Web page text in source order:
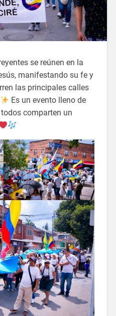
se reúnen en la
manifestando su fe y
las principales calles
Es un evento lleno de
comparten un